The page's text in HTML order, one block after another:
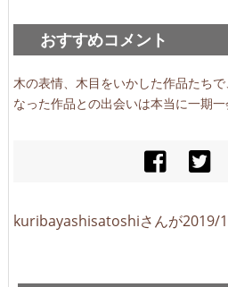
おすすめコメント
木の表情、木目をいかした作品たち
なった作品との出会いは本当に一期一
kuribayashisatoshiさんが2019/